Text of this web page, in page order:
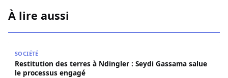
À lire aussi
SOCIÉTÉ
Restitution des terres à Ndingler : Seydi Gassama salue
le processus engagé